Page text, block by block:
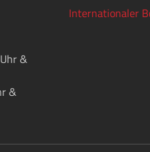
&
&
Internationaler